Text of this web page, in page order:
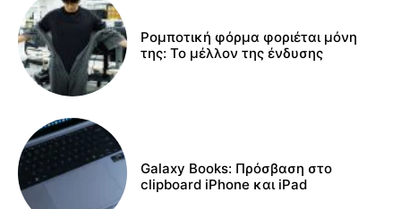
Ρομποτική φόρμα φοριέται μόνη
της: Το μέλλον της ένδυσης
Galaxy Books: Πρόσβαση στο
clipboard iPhone και iPad